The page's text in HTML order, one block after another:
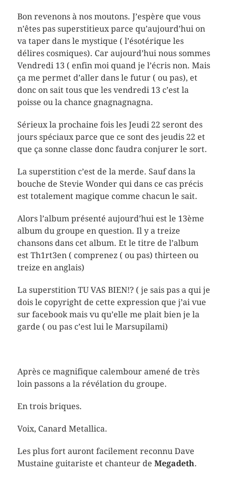
Bon revenons à nos moutons. J’espère que vous
n’êtes pas superstitieux parce qu’aujourd’hui on
va taper dans le mystique ( l’ésotérique les
délires cosmiques). Car aujourd’hui nous sommes
Vendredi 13 ( enfin moi quand je l’écris non. Mais
ça me permet d’aller dans le futur ( ou pas), et
donc on sait tous que les vendredi 13 c’est la
poisse ou la chance gnagnagnagna.
Sérieux la prochaine fois les Jeudi 22 seront des
jours spéciaux parce que ce sont des jeudis 22 et
que ça sonne classe donc faudra conjurer le sort.
La superstition c’est de la merde. Sauf dans la
bouche de Stevie Wonder qui dans ce cas précis
est totalement magique comme chacun le sait.
Alors l’album présenté aujourd’hui est le 13ème
album du groupe en question. Il y a treize
chansons dans cet album. Et le titre de l’album
est Th1rt3en ( comprenez ( ou pas) thirteen ou
treize en anglais)
La superstition TU VAS BIEN!? ( je sais pas a qui je
dois le copyright de cette expression que j’ai vue
sur facebook mais vu qu’elle me plait bien je la
garde ( ou pas c’est lui le Marsupilami)
Après ce magnifique calembour amené de très
loin passons a la révélation du groupe.
En trois briques.
Voix, Canard Metallica.
Les plus fort auront facilement reconnu Dave
Mustaine guitariste et chanteur de Megadeth.